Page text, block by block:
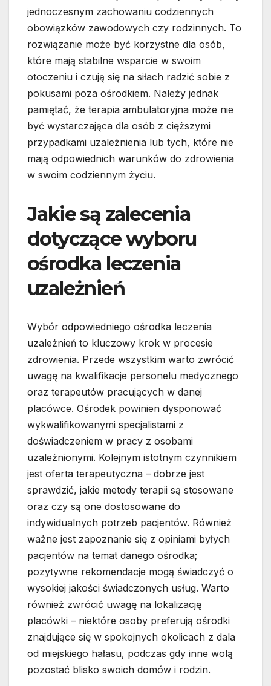
jednoczesnym zachowaniu codziennych
obowiązków zawodowych czy rodzinnych. To
rozwiązanie może być korzystne dla osób,
które mają stabilne wsparcie w swoim
otoczeniu i czują się na siłach radzić sobie z
pokusami poza ośrodkiem. Należy jednak
pamiętać, że terapia ambulatoryjna może nie
być wystarczająca dla osób z cięższymi
przypadkami uzależnienia lub tych, które nie
mają odpowiednich warunków do zdrowienia
w swoim codziennym życiu.
Jakie są zalecenia
dotyczące wyboru
ośrodka leczenia
uzależnień
Wybór odpowiedniego ośrodka leczenia
uzależnień to kluczowy krok w procesie
zdrowienia. Przede wszystkim warto zwrócić
uwagę na kwalifikacje personelu medycznego
oraz terapeutów pracujących w danej
placówce. Ośrodek powinien dysponować
wykwalifikowanymi specjalistami z
doświadczeniem w pracy z osobami
uzależnionymi. Kolejnym istotnym czynnikiem
jest oferta terapeutyczna – dobrze jest
sprawdzić, jakie metody terapii są stosowane
oraz czy są one dostosowane do
indywidualnych potrzeb pacjentów. Również
ważne jest zapoznanie się z opiniami byłych
pacjentów na temat danego ośrodka;
pozytywne rekomendacje mogą świadczyć o
wysokiej jakości świadczonych usług. Warto
również zwrócić uwagę na lokalizację
placówki – niektóre osoby preferują ośrodki
znajdujące się w spokojnych okolicach z dala
od miejskiego hałasu, podczas gdy inne wolą
pozostać blisko swoich domów i rodzin.